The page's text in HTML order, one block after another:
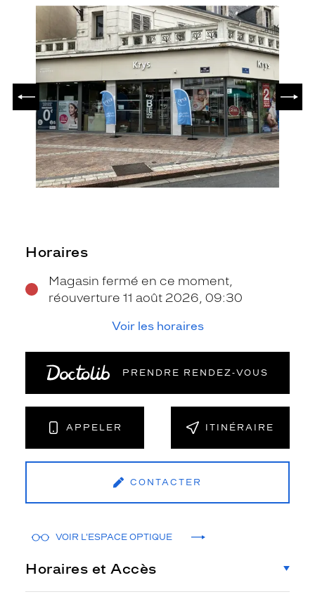
PRÉCÉDENT
Horaires
Magasin fermé en ce moment,
réouverture 11 août 2026, 09:30
Voir les horaires
PRENDRE RENDEZ‑VOUS
APPELER ITINÉRAIRE
CONTACTER
VOIR L'ESPACE OPTIQUE
Horaires et Accès